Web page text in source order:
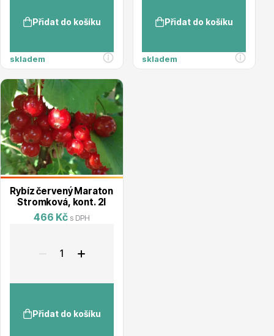
Azalky a rododendrony
Růže KORDES
Přidat do košíku
skladem
Přidat do košíku
skladem
Rybíz červený Maraton
Stromková, kont. 2l
466 Kč s DPH
Přidat do košíku